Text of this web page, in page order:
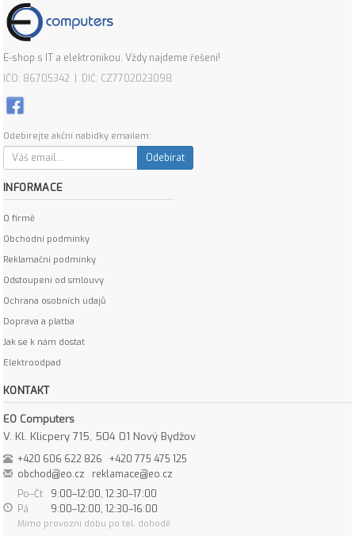
E-shop s IT a elektronikou. Vždy najdeme řešení!
IČO: 86705342 | DIČ: CZ7702023098
Odebírejte akční nabídky emailem:
Odebírat
INFORMACE
O firmě
Obchodní podmínky
Reklamační podmínky
Odstoupení od smlouvy
Ochrana osobních údajů
Doprava a platba
Jak se k nám dostat
Elektroodpad
KONTAKT
EO Computers
V. Kl. Klicpery 715, 504 01 Nový Bydžov
+420 606 622 826
+420 775 475 125
obchod@eo.cz
reklamace@eo.cz
Po–Čt
9:00–12:00, 12:30–17:00
Pá
9:00–12:00, 12:30–16:00
Mimo provozní dobu po tel. dohodě